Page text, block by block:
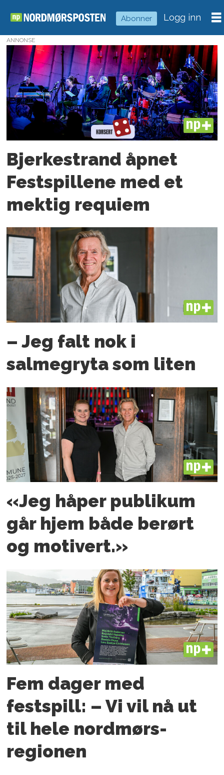
Abonner Logg inn
Tag:
svein
tindberg
ANNONSE
PLUS
Bjerkestrand åpnet
Festspillene med et
mektig requiem
PLUS
– Jeg falt nok i
salmegryta som liten
PLUS
«Jeg håper publikum
går hjem både berørt
og motivert.»
PLUS
Fem dager med
festspill: – Vi vil nå ut
til hele nordmørs­
regionen